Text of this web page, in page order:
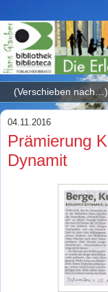
04.11.2016
Prämierung
Dynamit